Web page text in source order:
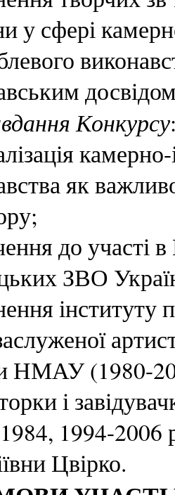
у сфері
Конкурсу
як
до участі
ЗВО
НМАУ (1980-
і
1994-
Цвірко.